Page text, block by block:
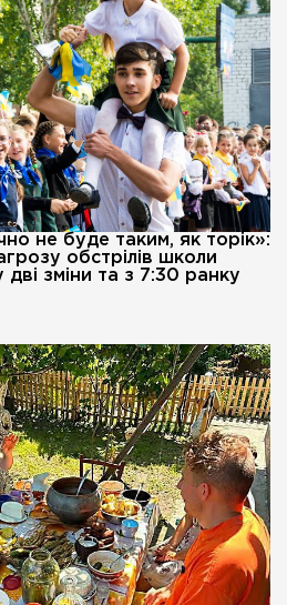
не буде таким, як торік»:
обстрілів школи
зміни та з 7:30 ранку